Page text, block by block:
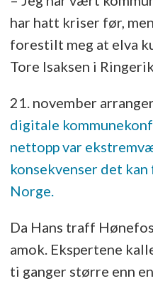
har hatt kriser før,
forestilt meg at elva
Tore Isaksen i
21. november
digitale
nettopp var
konsekvenser det
Norge.
Da Hans traff
amok. Ekspertene
ti ganger større enn